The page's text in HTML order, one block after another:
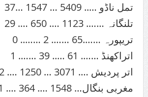
تمل ناڈو ….. 5409 … 1547 …37
تلنگانہ ……. 1123 …. 650 …. 29
تریپورہ …….65 ……. 2 …….. 0
اتراکھنڈ ……. 61 ….. 39 ……. 1
اتر پردیش …. 3071 … 1250 …. 62
مغربی بنگال… 1548 …. 364 …. 151